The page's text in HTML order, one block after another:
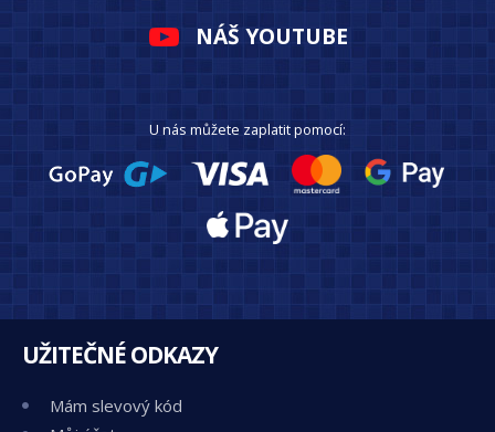
NÁŠ YOUTUBE
U nás můžete zaplatit pomocí:
UŽITEČNÉ ODKAZY
Mám slevový kód